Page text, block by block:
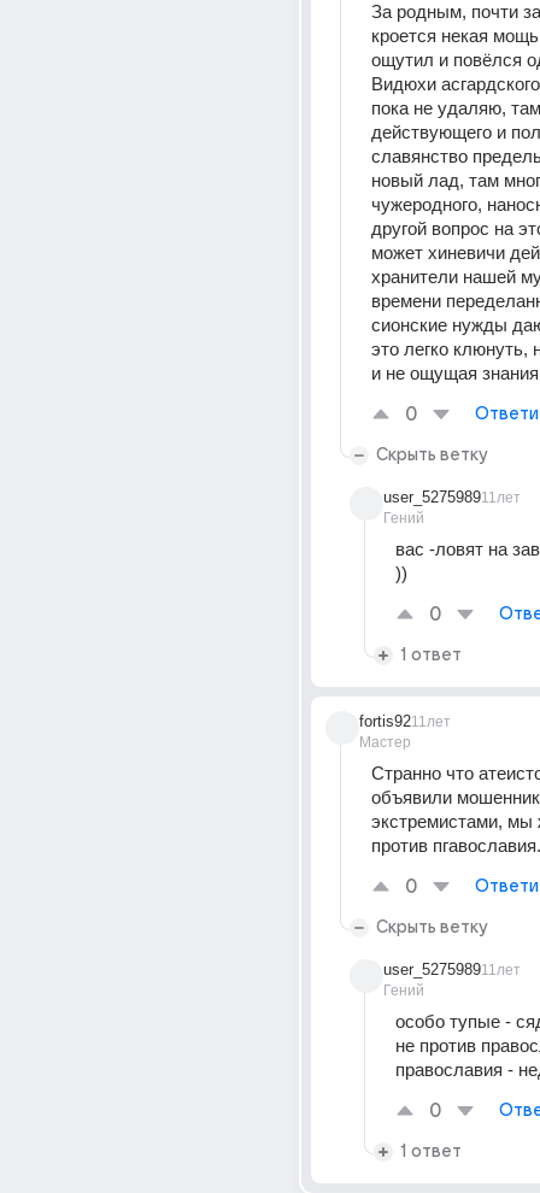
За родным, почти
кроется некая
ощутил и повёлся
Видюхи
пока не удаляю,
действующего и
славянство
новый лад, там
чужеродного,
другой вопрос на
может хиневичи
хранители нашей
времени
сионские нужды
это легко клюнуть,
и не ощущая знания
0
Скрыть ветку
user_5275989
Гений
11лет
вас -ловят на
))
0
1 ответ
fortis92
Мастер
11лет
Странно что
объявили
экстремистами, мы
против пгавославия.
0
Скрыть ветку
user_5275989
Гений
11лет
особо тупые -
не против
православия -
0
1 ответ